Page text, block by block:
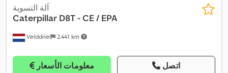
Velddriel 2.441 km
آلة التسوية
Caterpillar D8T - CE / EPA
معلومات الأسعار اتصل